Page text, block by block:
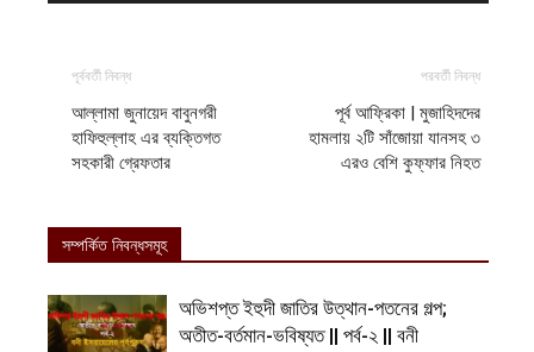
পূর্ববর্তী নিবন্ধ
আল্লামা জুনায়েদ বাবুনগরী
হাফিহুল্লাহ এর ব্যক্তিগত
সহকারী গ্রেফতার
পরবর্তী নিবন্ধ
পূর্ব আফ্রিকা | মুজাহিদদের
হামলায় ২টি সাঁজোয়া যানসহ ৩
এরও বেশি কুফ্ফার নিহত
সম্পর্কিত নিবন্ধসমূহ
অভিশপ্ত ইহুদী জাতির উত্থান-পতনের গল্প;
অতীত-বর্তমান-ভবিষ্যত || পর্ব-২ || বনী